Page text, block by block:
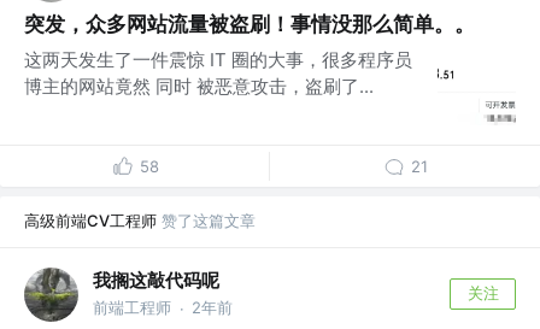
突发，众多网站流量被盗刷！事情没那么简单。。
这两天发生了一件震惊 IT 圈的大事，很多程序员
博主的网站竟然 同时 被恶意攻击，盗刷了...
58 21
高级前端CV工程师 赞了这篇文章
我搁这敲代码呢
前端工程师 · 2年前
关注